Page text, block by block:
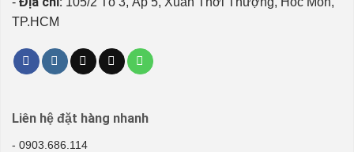
TP.HCM
Liên hệ đặt hàng nhanh
- 0903.686.114